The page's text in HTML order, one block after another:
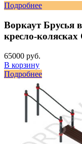
Подробнее
Воркаут Брусья
кресло-
65000 руб.
В корзину
Подробнее